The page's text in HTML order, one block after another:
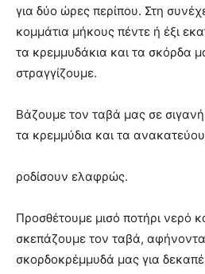
για δύο ώρες περίπου. Στη
κομμάτια μήκους πέντε ή έξι
τα κρεμμυδάκια και τα σκόρδα
στραγγίζουμε.
Βάζουμε τον ταβά μας σε
τα κρεμμύδια και τα
ροδίσουν ελαφρώς.
Προσθέτουμε μισό ποτήρι νερό
σκεπάζουμε τον ταβά,
σκορδοκρέμμυδά μας για